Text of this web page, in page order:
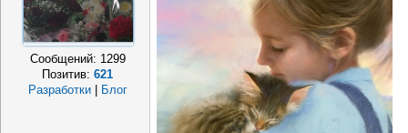
Сообщений: 1299
Позитив:621
Разработки
Блог